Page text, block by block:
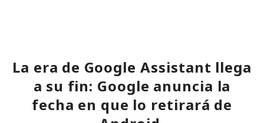
petición. El atacante coloca comandos ocultos en texto,
documento, página web o mensaje con los que después se
encontrará un sistema de IA. Si el agente interpreta el
contenido como una instrucción confiable, puede ignorar
La era de Google Assistant llega
a su fin: Google anuncia la
fecha en que lo retirará de